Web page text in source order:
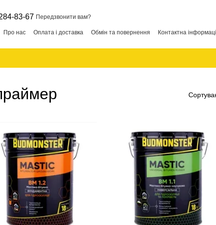
83-67 Передзвонити вам?
Про нас Оплата і доставка Обмін та повернення Контактна